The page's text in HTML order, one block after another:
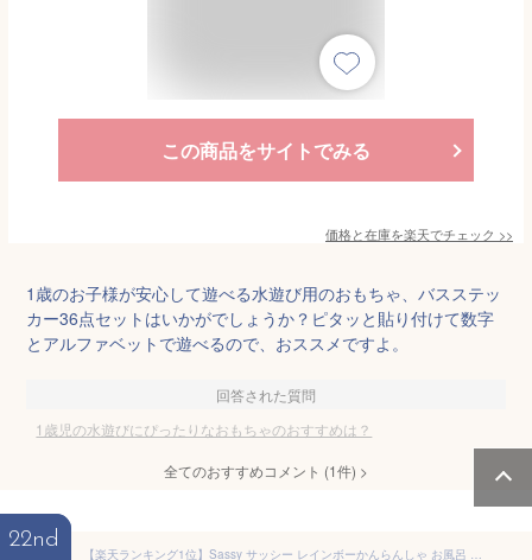
この商品をサイトでみる
価格と在庫を楽天でチェック >>
1歳のお子様が安心して遊べる水遊び用のおもちゃ、バスステッ
カー36点セットはいかがでしょうか？ピタッと貼り付けて数字
とアルファベットで遊べるので、おススメですよ。
回答された質問
1歳児の水遊びにぴったりなおもちゃのおすすめは？
全てのおすすめコメント (1件) >
22nd
【楽天ランキング1位】Sassy サッシー レインボーかんらんしゃ お風呂 水遊び おもちゃ プールトイ 6ヶ月から シャワー お風呂おもちゃ お風呂グッズ バストイ お風呂遊び 水遊び プール 知育玩具 1歳 2歳 3歳 暑さ対策